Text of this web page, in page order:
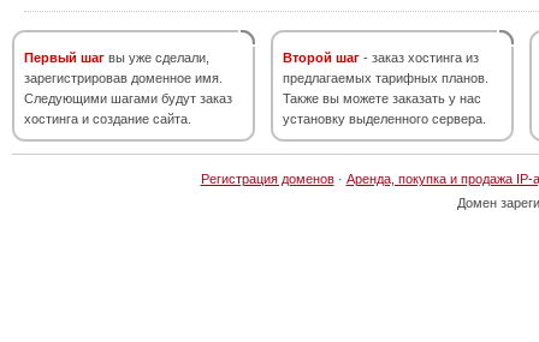
Первый шаг вы уже сделали,
зарегистрировав доменное имя.
Следующими шагами будут заказ
хостинга и создание сайта.
Второй шаг - заказ хостинга из
предлагаемых тарифных планов.
Также вы можете заказать у нас
установку выделенного сервера.
Регистрация доменов· Аренда, покупка и продажа IP-
Домен